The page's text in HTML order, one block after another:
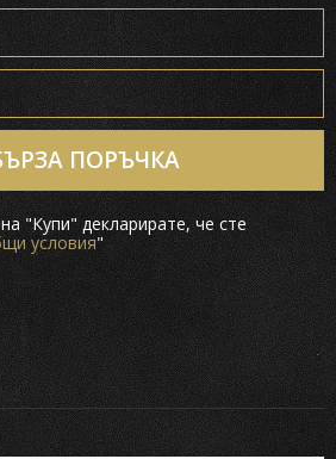
ПОРЪЧКА
"Купи" декларирате, че сте
условия"